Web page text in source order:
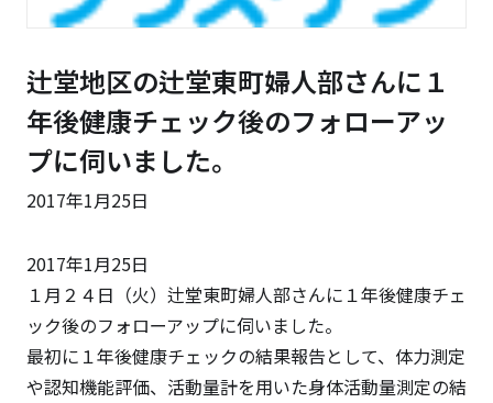
辻堂地区の辻堂東町婦人部さんに１
年後健康チェック後のフォローアッ
プに伺いました。
2017年1月25日
2017年1月25日
１月２４日（火）辻堂東町婦人部さんに１年後健康チェ
ック後のフォローアップに伺いました。
最初に１年後健康チェックの結果報告として、体力測定
や認知機能評価、活動量計を用いた身体活動量測定の結